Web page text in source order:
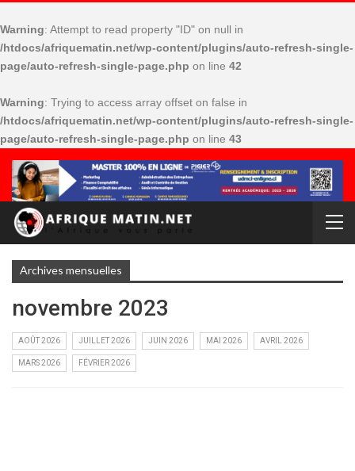
Warning: Attempt to read property "ID" on null in
/htdocs/afriquematin.net/wp-content/plugins/auto-refresh-single-
page/auto-refresh-single-page.php on line 42
Warning: Trying to access array offset on false in
/htdocs/afriquematin.net/wp-content/plugins/auto-refresh-single-
page/auto-refresh-single-page.php on line 43
Archives mensuelles
novembre 2023
AOÛT 2026 JUILLET 2026 JUIN 2026 MAI 2026 AVRIL 2026
MARS 2026 FÉVRIER 2026